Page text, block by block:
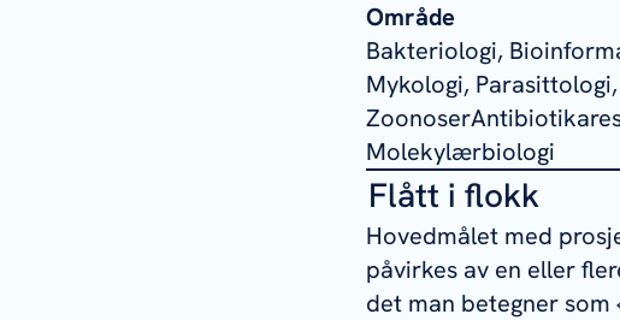
Område
Bakteriologi,
Mykologi,
Molekylærbiologi
Flått i flokk
Hovedmålet med
påvirkes av en eller
det man betegner